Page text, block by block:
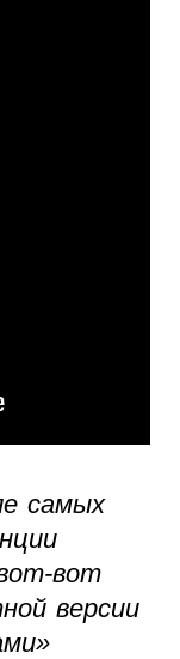
самых
вот
версии